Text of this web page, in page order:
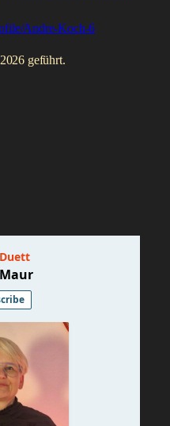
Andre-Koch-6
geführt.